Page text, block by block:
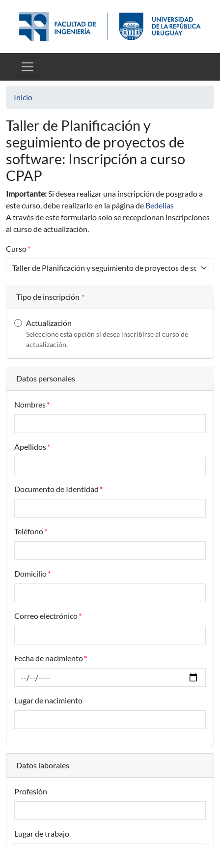
Inicio
Taller de Planificación y
seguimiento de proyectos de
software: Inscripción a curso
CPAP
Importante:Si desea realizar una inscripción de posgrado a
este curso, debe realizarlo en la página de Bedelias
A través de este formulario solo se recepcionan inscripciones
al curso de actualización.
Curso
Tipo de inscripción *
Actualización
Seleccione esta opción si desea inscribirse al curso de
actualización.
Datos personales
Nombres
Apellidos
Documento de Identidad
Teléfono
Domicilio
Correo electrónico
Fecha de nacimiento
Lugar de nacimiento
Datos laborales
Profesión
Lugar de trabajo